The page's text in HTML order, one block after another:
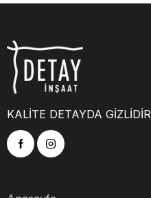
KALİTE DETAYDA GİZLİDİR